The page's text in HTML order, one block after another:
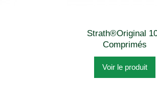
Strath®Original
Comprimés
Voir le produit